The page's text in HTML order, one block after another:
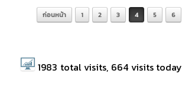
Post navigation
ก่อนหน้า 1 2 3 4 5 6
1983 total visits, 664 visits today